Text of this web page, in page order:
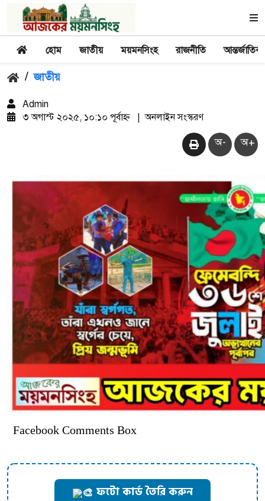
হোম জাতীয় ময়মনসিংহ রাজনীতি আন্তর্জাতিক
/ জাতীয়
Admin
৩ অগাস্ট ২০২৫, ১০:১০ পূর্বাহ্ন
অনলাইন সংস্করণ
অ- অ+
Facebook Comments Box
ফটো কার্ড তৈরি করুন